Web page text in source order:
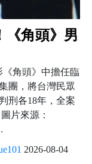
《角頭》男
《角頭》中擔任臨
團，將台灣民眾
刑各18年，全案
片來源：
2026-08-04